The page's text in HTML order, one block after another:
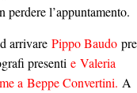
perdere l’appuntamento.
arrivare Pippo Baudo
presenti e Valeria
a Beppe Convertini. A